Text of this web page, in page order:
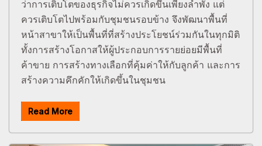
ว่าการเติบโตของธุรกิจไม่ควรเกิดขึ้นเพียงลำพัง แต่
ควรเติบโตไปพร้อมกับชุมชนรอบข้าง จึงพัฒนาพื้นที่
หน้าสาขาให้เป็นพื้นที่ที่สร้างประโยชน์ร่วมกันในทุกมิติ
ทั้งการสร้างโอกาสให้ผู้ประกอบการรายย่อยมีพื้นที่
ค้าขาย การสร้างทางเลือกที่คุ้มค่าให้กับลูกค้า และการ
สร้างความคึกคักให้เกิดขึ้นในชุมชน
Read More